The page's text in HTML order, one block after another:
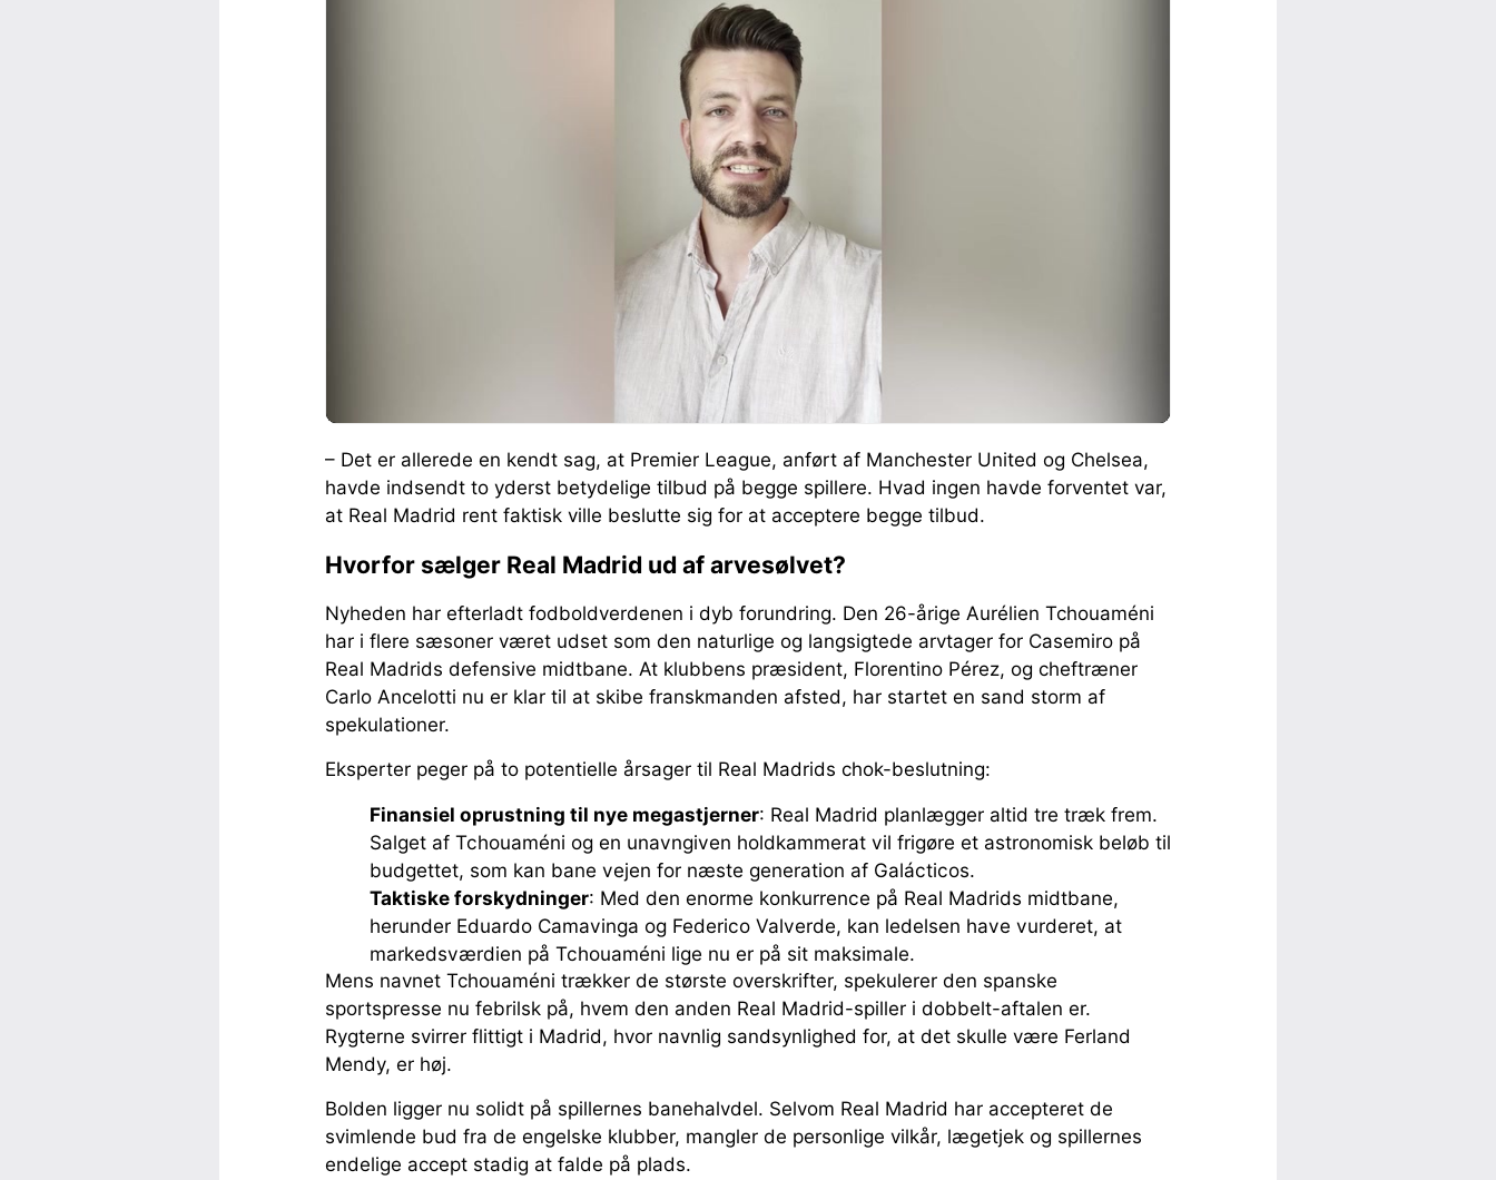
– Det er allerede en kendt sag, at Premier League, anført af Manchester United og Chelsea,
havde indsendt to yderst betydelige tilbud på begge spillere. Hvad ingen havde forventet var,
at Real Madrid rent faktisk ville beslutte sig for at acceptere begge tilbud.
Hvorfor sælger Real Madrid ud af arvesølvet?
Nyheden har efterladt fodboldverdenen i dyb forundring. Den 26-årige Aurélien Tchouaméni
har i flere sæsoner været udset som den naturlige og langsigtede arvtager for Casemiro på
Real Madrids defensive midtbane. At klubbens præsident, Florentino Pérez, og cheftræner
Carlo Ancelotti nu er klar til at skibe franskmanden afsted, har startet en sand storm af
spekulationer.
Eksperter peger på to potentielle årsager til Real Madrids chok-beslutning:
Finansiel oprustning til nye megastjerner: Real Madrid planlægger altid tre træk frem.
Salget af Tchouaméni og en unavngiven holdkammerat vil frigøre et astronomisk beløb til
budgettet, som kan bane vejen for næste generation af Galácticos.
Taktiske forskydninger: Med den enorme konkurrence på Real Madrids midtbane,
herunder Eduardo Camavinga og Federico Valverde, kan ledelsen have vurderet, at
markedsværdien på Tchouaméni lige nu er på sit maksimale.
Mens navnet Tchouaméni trækker de største overskrifter, spekulerer den spanske
sportspresse nu febrilsk på, hvem den anden Real Madrid-spiller i dobbelt-aftalen er.
Rygterne svirrer flittigt i Madrid, hvor navnlig sandsynlighed for, at det skulle være Ferland
Mendy, er høj.
Bolden ligger nu solidt på spillernes banehalvdel. Selvom Real Madrid har accepteret de
svimlende bud fra de engelske klubber, mangler de personlige vilkår, lægetjek og spillernes
endelige accept stadig at falde på plads.